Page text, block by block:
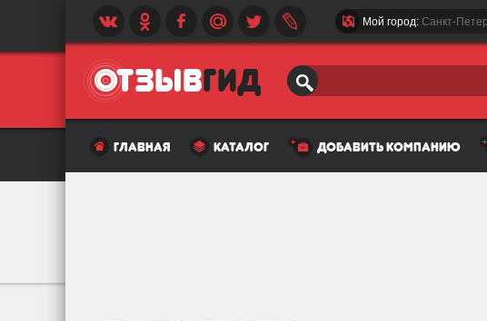
Мой город: Санкт-
главная каталог добавить компанию